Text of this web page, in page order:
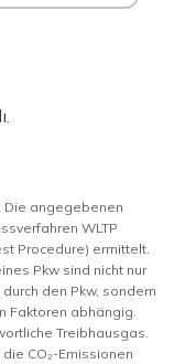
Die angegebenen
WLTP
Procedure) ermittelt.
Pkw sind nicht nur
den Pkw, sondern
Faktoren abhängig.
Treibhausgas.
CO₂-Emissionen